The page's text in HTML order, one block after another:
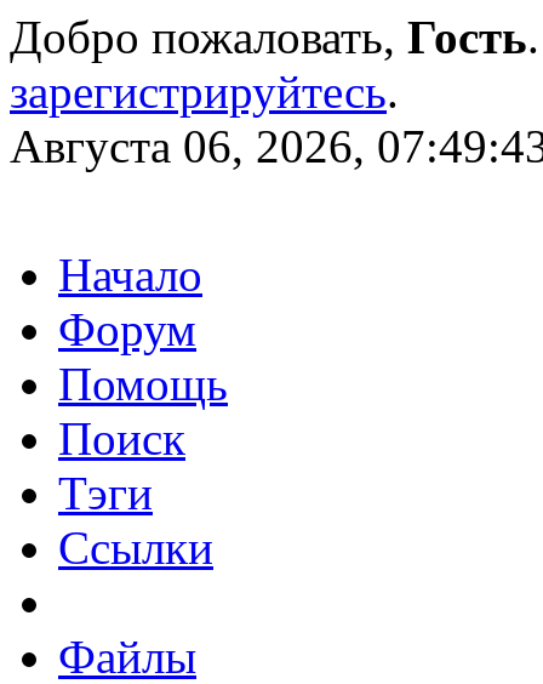
Добро пожаловать, Гость
зарегистрируйтесь.
Августа 06, 2026,
Начало
Форум
Помощь
Поиск
Тэги
Ссылки
Файлы